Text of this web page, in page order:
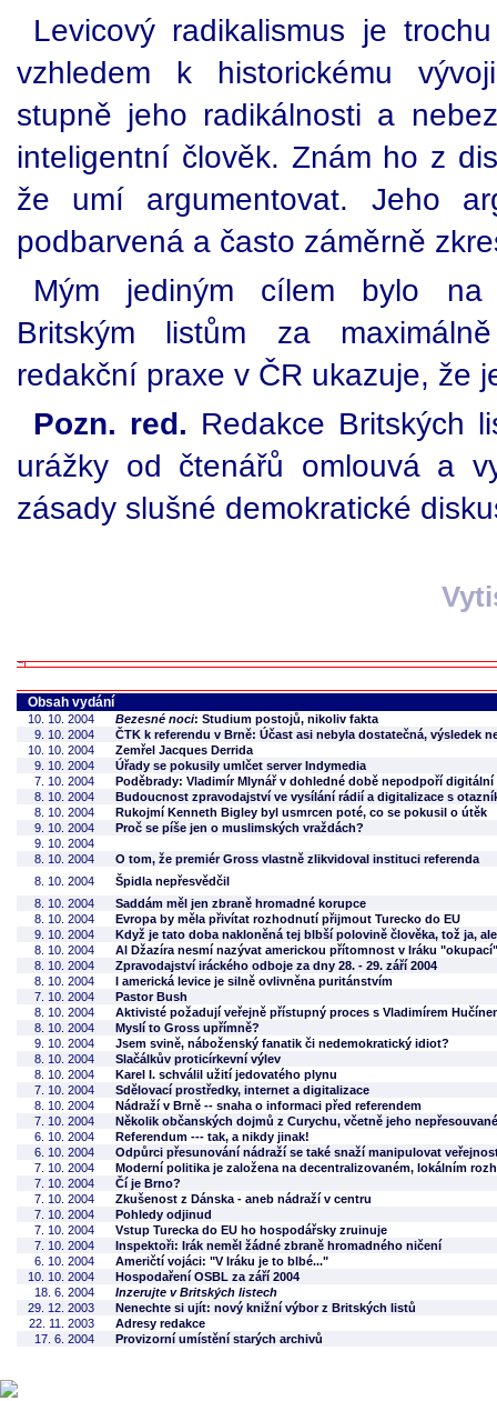
Levicový radikalismus je
vzhledem k historickému
stupně jeho radikálnosti a
inteligentní člověk. Znám ho z
že umí argumentovat. Jeho
podbarvená a často záměrně
Mým jediným cílem bylo na
Britským listům za
redakční praxe v ČR ukazuje, že
Pozn. red. Redakce Britských
urážky od čtenářů omlouvá a
zásady slušné demokratické
Obsah vydání
10. 10. 2004 Bezesné noci: Studium postojů, nikoliv fakta
9. 10. 2004
ČTK k referendu v Brně: Účast asi nebyla dostatečná, výsledek
10. 10. 2004
Zemřel Jacques Derrida
9. 10. 2004
Úřady se pokusily umlčet server Indymedia
7. 10. 2004
Poděbrady: Vladimír Mlynář v dohledné době nepodpoří
8. 10. 2004
Budoucnost zpravodajství ve vysílání rádií a digitalizace s
8. 10. 2004
Rukojmí Kenneth Bigley byl usmrcen poté, co se pokusil o útěk
9. 10. 2004
Proč se píše jen o muslimských vraždách?
9. 10. 2004
8. 10. 2004
O tom, že premiér Gross vlastně zlikvidoval instituci referenda
8. 10. 2004
Špidla nepřesvědčil
8. 10. 2004
Saddám měl jen zbraně hromadné korupce
8. 10. 2004
Evropa by měla přivítat rozhodnutí přijmout Turecko do EU
9. 10. 2004
Když je tato doba nakloněná tej blbší polovině člověka, tož ja,
8. 10. 2004
Al Džazíra nesmí nazývat americkou přítomnost v Iráku "okupací"
8. 10. 2004
Zpravodajství iráckého odboje za dny 28. - 29. září 2004
8. 10. 2004
I americká levice je silně ovlivněna puritánstvím
7. 10. 2004
Pastor Bush
8. 10. 2004
Aktivisté požadují veřejně přístupný proces s Vladimírem
8. 10. 2004
Myslí to Gross upřímně?
9. 10. 2004
Jsem svině, náboženský fanatik či nedemokratický idiot?
8. 10. 2004
Slačálkův proticírkevní výlev
8. 10. 2004
Karel I. schválil užití jedovatého plynu
7. 10. 2004
Sdělovací prostředky, internet a digitalizace
8. 10. 2004
Nádraží v Brně -- snaha o informaci před referendem
7. 10. 2004
Několik občanských dojmů z Curychu, včetně jeho
6. 10. 2004
Referendum --- tak, a nikdy jinak!
6. 10. 2004
Odpůrci přesunování nádraží se také snaží manipulovat
7. 10. 2004
Moderní politika je založena na decentralizovaném, lokálním
7. 10. 2004
Čí je Brno?
7. 10. 2004
Zkušenost z Dánska - aneb nádraží v centru
7. 10. 2004
Pohledy odjinud
7. 10. 2004
Vstup Turecka do EU ho hospodářsky zruinuje
7. 10. 2004
Inspektoři: Irák neměl žádné zbraně hromadného ničení
6. 10. 2004
Američtí vojáci: "V Iráku je to blbé..."
10. 10. 2004
Hospodaření OSBL za září 2004
18. 6. 2004
Inzerujte v Britských listech
29. 12. 2003
Nenechte si ujít: nový knižní výbor z Britských listů
22. 11. 2003
Adresy redakce
17. 6. 2004
Provizorní umístění starých archivů